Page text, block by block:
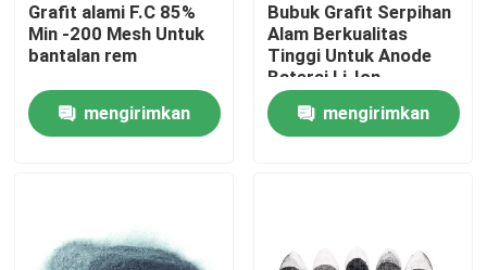
Rumah
Tentang kami
Grafit alami F.C 85%
Min -200 Mesh Untuk
bantalan rem
mengirimkan
Bubuk Grafit Serpihan
Alam Berkualitas
Tinggi Untuk Anode
Baterai Li-Ion
mengirimkan